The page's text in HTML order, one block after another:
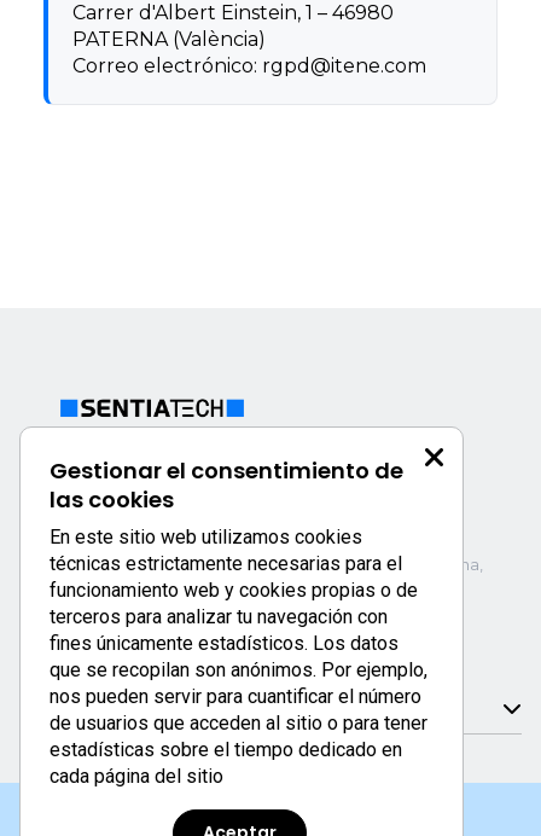
Carrer d'Albert Einstein, 1 – 46980
PATERNA (València)
Correo electrónico: rgpd@itene.com
Gestionar el consentimiento de
las cookies
En este sitio web utilizamos cookies
técnicas estrictamente necesarias para el
funcionamiento web y cookies propias o de
terceros para analizar tu navegación con
fines únicamente estadísticos. Los datos
que se recopilan son anónimos. Por ejemplo,
nos pueden servir para cuantificar el número
de usuarios que acceden al sitio o para tener
estadísticas sobre el tiempo dedicado en
cada página del sitio
+34 672 387 426
congress@sentiatech.com
Parque Tecnológico C/ Albert Einstein, 1 · 46980 Paterna,
Valencia, España
Enlaces de interés